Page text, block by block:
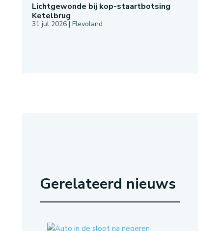
Lichtgewonde bij kop-staartbotsing
Ketelbrug
31 jul 2026| Flevoland
Gerelateerd nieuws